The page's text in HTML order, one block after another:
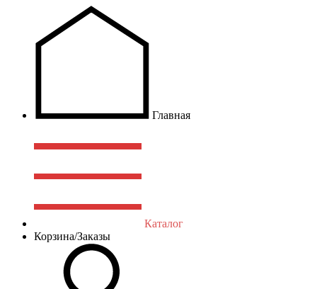
Главная
Каталог
Корзина/Заказы